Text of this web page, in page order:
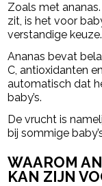
Zoals met
zit, is het voor
verstandige keuze.
Ananas bevat
C, antioxidanten
automatisch dat
baby’s.
De vrucht is
bij sommige
WAAROM
KAN ZIJN